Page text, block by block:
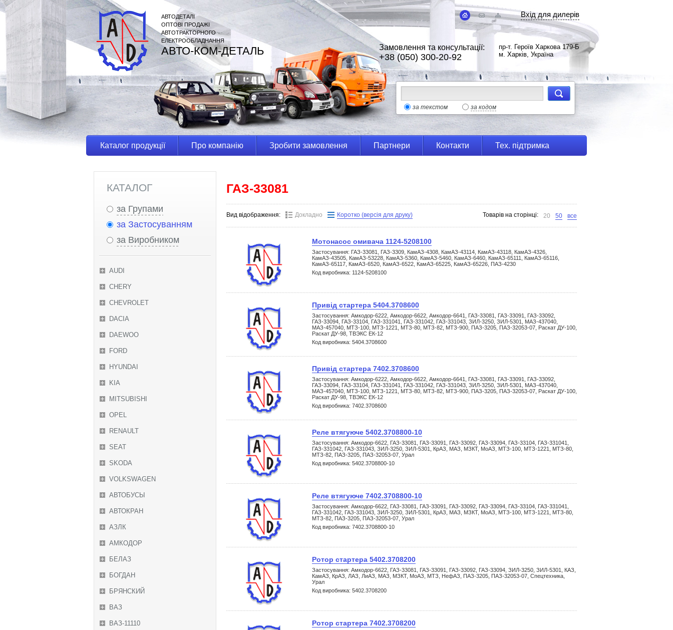
АВТОДЕТАЛІ
ОПТОВІ ПРОДАЖІ
АВТОТРАКТОРНОГО
ЕЛЕКТРООБЛАДНАННЯ
АВТО-КОМ-ДЕТАЛЬ
Вхід для дилерів
Замовлення та консультації:
+38 (050) 300-20-92
пр-т. Героїв Харкова 179-Б
м. Харків, Україна
за текстом за кодом
Каталог продукції Про компанію Зробити замовлення Партнери Контакти Тех. підтримка
КАТАЛОГ
за Групами
за Застосуванням
за Виробником
AUDI
CHERY
CHEVROLET
DACIA
DAEWOO
FORD
HYUNDAI
KIA
MITSUBISHI
OPEL
RENAULT
SEAT
SKODA
VOLKSWAGEN
АВТОБУСЫ
АВТОКРАН
АЗЛК
АМКОДОР
БЕЛАЗ
БОГДАН
БРЯНСКИЙ
ВАЗ
ВАЗ-11110
ГАЗ-33081
Вид відображення: Докладно Коротко (версія для друку) Товарів на сторінці: 20 50 все
Мотонасос омивача 1124-5208100
Застосування: ГАЗ-33081, ГАЗ-3309, КамАЗ-4308, КамАЗ-43114, КамАЗ-43118, КамАЗ-4326,
КамАЗ-43505, КамАЗ-53228, КамАЗ-5360, КамАЗ-5460, КамАЗ-6460, КамАЗ-65111, КамАЗ-65116,
КамАЗ-65117, КамАЗ-6520, КамАЗ-6522, КамАЗ-65225, КамАЗ-65226, ПАЗ-4230
Код виробника: 1124-5208100
Привід стартера 5404.3708600
Застосування: Амкодор-6222, Амкодор-6622, Амкодор-6641, ГАЗ-33081, ГАЗ-33091, ГАЗ-33092,
ГАЗ-33094, ГАЗ-33104, ГАЗ-331041, ГАЗ-331042, ГАЗ-331043, ЗИЛ-3250, ЗИЛ-5301, МАЗ-437040,
МАЗ-457040, МТЗ-100, МТЗ-1221, МТЗ-80, МТЗ-82, МТЗ-900, ПАЗ-3205, ПАЗ-32053-07, Раскат ДУ-100,
Раскат ДУ-98, ТВЭКС ЕК-12
Код виробника: 5404.3708600
Привід стартера 7402.3708600
Застосування: Амкодор-6222, Амкодор-6622, Амкодор-6641, ГАЗ-33081, ГАЗ-33091, ГАЗ-33092,
ГАЗ-33094, ГАЗ-33104, ГАЗ-331041, ГАЗ-331042, ГАЗ-331043, ЗИЛ-3250, ЗИЛ-5301, МАЗ-437040,
МАЗ-457040, МТЗ-100, МТЗ-1221, МТЗ-80, МТЗ-82, МТЗ-900, ПАЗ-3205, ПАЗ-32053-07, Раскат ДУ-100,
Раскат ДУ-98, ТВЭКС ЕК-12
Код виробника: 7402.3708600
Реле втягуюче 5402.3708800-10
Застосування: Амкодор-6622, ГАЗ-33081, ГАЗ-33091, ГАЗ-33092, ГАЗ-33094, ГАЗ-33104, ГАЗ-331041,
ГАЗ-331042, ГАЗ-331043, ЗИЛ-3250, ЗИЛ-5301, КрАЗ, МАЗ, МЗКТ, МоАЗ, МТЗ-100, МТЗ-1221, МТЗ-80,
МТЗ-82, ПАЗ-3205, ПАЗ-32053-07, Урал
Код виробника: 5402.3708800-10
Реле втягуюче 7402.3708800-10
Застосування: Амкодор-6622, ГАЗ-33081, ГАЗ-33091, ГАЗ-33092, ГАЗ-33094, ГАЗ-33104, ГАЗ-331041,
ГАЗ-331042, ГАЗ-331043, ЗИЛ-3250, ЗИЛ-5301, КрАЗ, МАЗ, МЗКТ, МоАЗ, МТЗ-100, МТЗ-1221, МТЗ-80,
МТЗ-82, ПАЗ-3205, ПАЗ-32053-07, Урал
Код виробника: 7402.3708800-10
Ротор стартера 5402.3708200
Застосування: Амкодор-6622, ГАЗ-33081, ГАЗ-33091, ГАЗ-33092, ГАЗ-33094, ЗИЛ-3250, ЗИЛ-5301, КАЗ,
КамАЗ, КрАЗ, ЛАЗ, ЛиАЗ, МАЗ, МЗКТ, МоАЗ, МТЗ, НефАЗ, ПАЗ-3205, ПАЗ-32053-07, Спецтехника,
Урал
Код виробника: 5402.3708200
Ротор стартера 7402.3708200